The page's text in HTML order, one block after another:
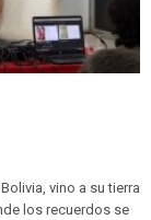
vino a su tierra
los recuerdos se